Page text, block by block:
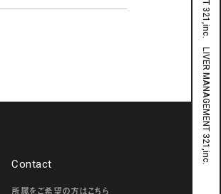
Contact
所属をご希望の方はこちら